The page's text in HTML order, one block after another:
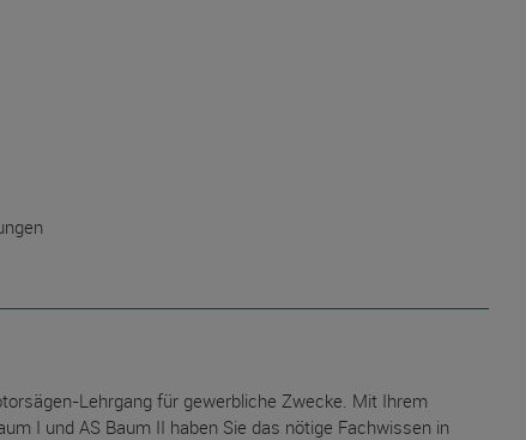
Lehrgang für gewerbliche Zwecke. Mit Ihrem
I und AS Baum II haben Sie das nötige Fachwissen in